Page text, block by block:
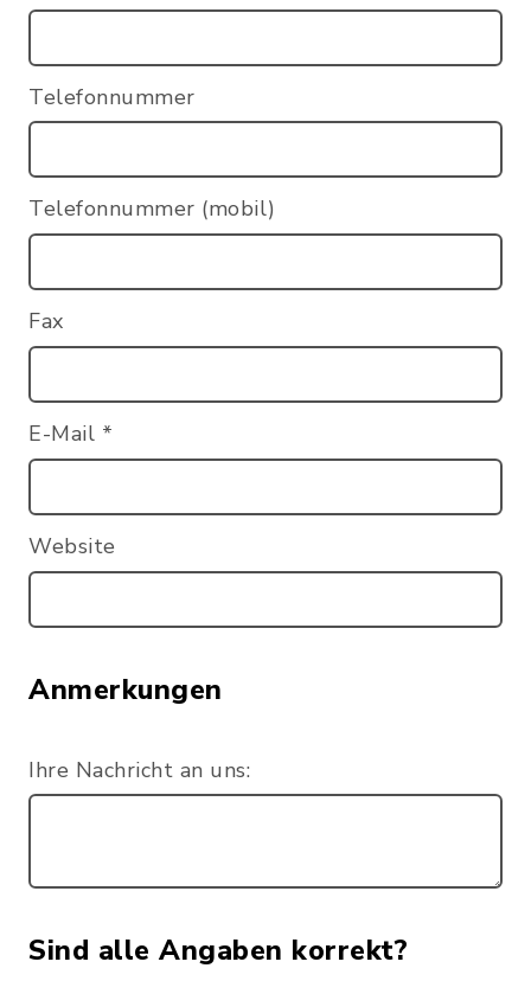
Telefonnummer
Telefonnummer (mobil)
Fax
E-Mail *
Website
Anmerkungen
Ihre Nachricht an uns:
Sind alle Angaben korrekt?